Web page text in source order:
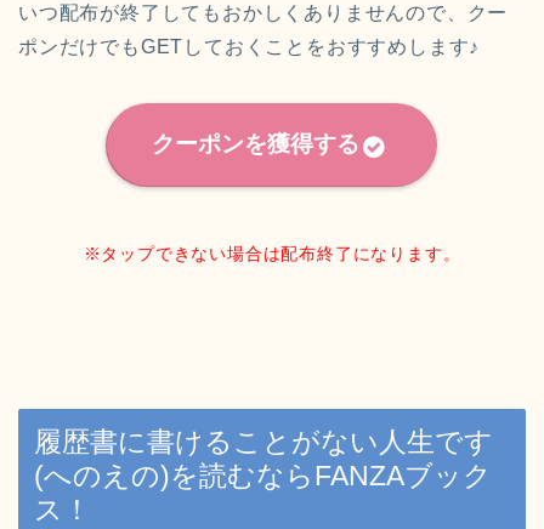
いつ配布が終了してもおかしくありませんので、クー
ポンだけでもGETしておくことをおすすめします♪
クーポンを獲得する
※タップできない場合は配布終了になります。
履歴書に書けることがない人生です
(へのえの)を読むならFANZAブック
ス！